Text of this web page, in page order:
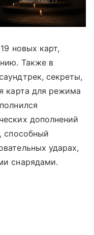
новых карт,
Также в
секреты,
карта для режима
дополнений
способный
ударах,
снарядами.